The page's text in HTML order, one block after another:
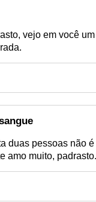
vejo em você
duas pessoas não
amo muito, padrasto.